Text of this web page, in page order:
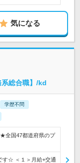
気になる
総合職】/kd
学歴不問
全国47都道府県のプ
す☆ ＜１＞月給+交通